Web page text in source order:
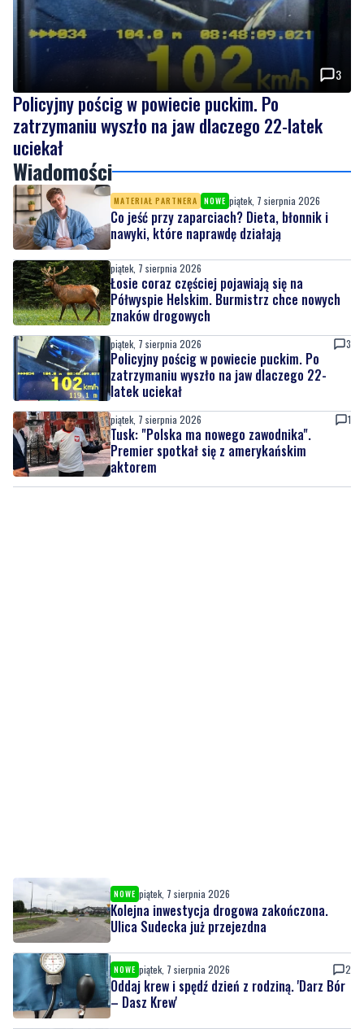
3
Policyjny pościg w powiecie puckim. Po
zatrzymaniu wyszło na jaw dlaczego 22-latek
uciekał
Wiadomości
MATERIAŁ PARTNERA NOWE piątek, 7 sierpnia 2026
Co jeść przy zaparciach? Dieta, błonnik i
nawyki, które naprawdę działają
piątek, 7 sierpnia 2026
Łosie coraz częściej pojawiają się na
Półwyspie Helskim. Burmistrz chce nowych
znaków drogowych
piątek, 7 sierpnia 2026 3
Policyjny pościg w powiecie puckim. Po
zatrzymaniu wyszło na jaw dlaczego 22-
latek uciekał
piątek, 7 sierpnia 2026 1
Tusk: "Polska ma nowego zawodnika".
Premier spotkał się z amerykańskim
aktorem
NOWE piątek, 7 sierpnia 2026
Kolejna inwestycja drogowa zakończona.
Ulica Sudecka już przejezdna
NOWE piątek, 7 sierpnia 2026 2
Oddaj krew i spędź dzień z rodziną. 'Darz Bór
– Dasz Krew'